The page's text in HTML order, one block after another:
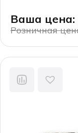
Розничная
300,00 ₽.
Ваша цена: